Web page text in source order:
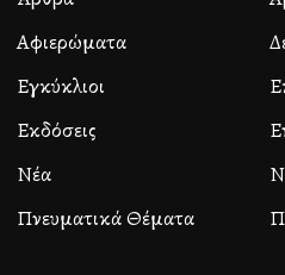
Αφιερώματα
Εγκύκλιοι
Εκδόσεις
Νέα
Πνευματικά Θέματα